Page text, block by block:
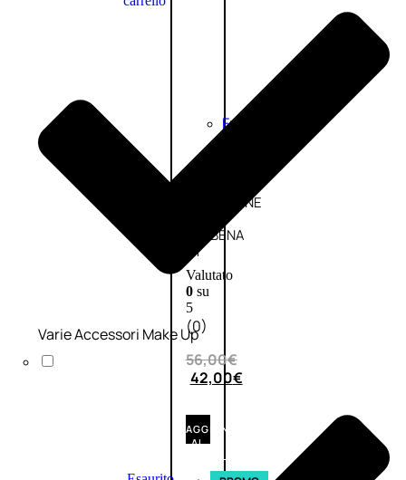
Fragranze
L’OCCITANE
VERBENA
1
Valutato
0su
5
(0)
56,00€
42,00€
AGGIUNGI
AL
CARRELLO
Varie Accessori Make Up